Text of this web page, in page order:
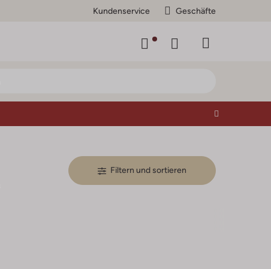
Kundenservice Geschäfte
Filtern und sortieren